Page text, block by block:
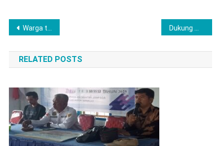
Navigasi
pos
Warga tani dusun Botteng Apresiasi Kepala Desa atas Terbukanya Akses Jalan Tani
RELATED POSTS